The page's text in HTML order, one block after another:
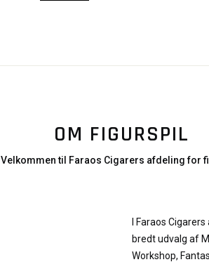
OM FIGURSPIL
Velkommen til Faraos Cigarers afdeling for
I Faraos
bredt udvalg af
Workshop,